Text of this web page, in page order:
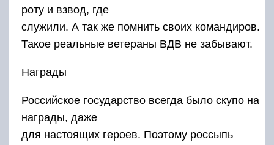
роту и взвод, где
служили. А так же помнить своих командиров.
Такое реальные ветераны ВДВ не забывают.
Награды
Российское государство всегда было скупо на
награды, даже
для настоящих героев. Поэтому россыпь